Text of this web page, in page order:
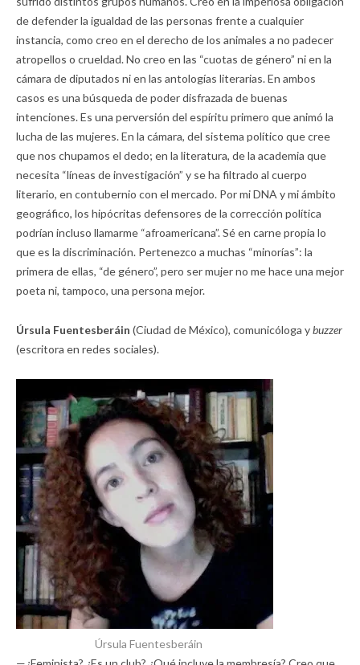
de defender la igualdad de las personas frente a cualquier
instancia, como creo en el derecho de los animales a no padecer
atropellos o crueldad. No creo en las “cuotas de género” ni en la
cámara de diputados ni en las antologías literarias. En ambos
casos es una búsqueda de poder disfrazada de buenas
intenciones. Es una perversión del espíritu primero que animó la
lucha de las mujeres. En la cámara, del sistema político que cree
que nos chupamos el dedo; en la literatura, de la academia que
necesita “líneas de investigación” y se ha filtrado al cuerpo
literario, en contubernio con el mercado. Por mi DNA y mi ámbito
geográfico, los hipócritas defensores de la corrección política
podrían incluso llamarme “afroamericana”. Sé en carne propia lo
que es la discriminación. Pertenezco a muchas “minorías”: la
primera de ellas, “de género”, pero ser mujer no me hace una mejor
poeta ni, tampoco, una persona mejor.
Úrsula Fuentesberáin (Ciudad de México), comunicóloga ybuzzer
(escritora en redes sociales).
Úrsula Fuentesberáin